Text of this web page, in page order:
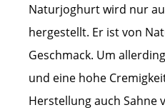
Naturjoghurt wird nur
hergestellt. Er ist von
Geschmack. Um
und eine hohe
Herstellung auch Sahne